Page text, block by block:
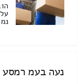
נעה בעמ רמסע